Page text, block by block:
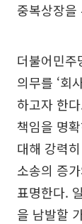
중복상장
더불어민주
의무를 ‘회
하고자 한
책임을 명
대해 강력
소송의 증
표명한다.
을 남발할